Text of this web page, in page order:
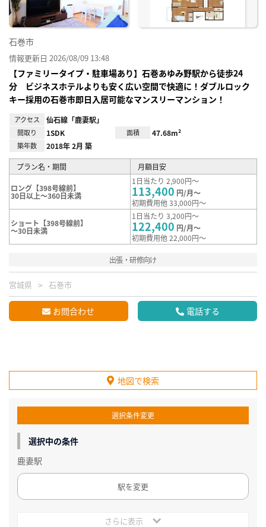
石巻市
情報更新日 2026/08/09 13:48
【ファミリータイプ・駐車場あり】石巻あゆみ野駅から徒歩24
分 ビジネスホテルよりも安く広い空間で快適に！ダブルロック
キー採用の石巻市即日入居可能なマンスリーマンション！
アクセス 仙石線「鹿妻駅」
間取り 1SDK 面積 47.68m²
築年数 2018年 2月 築
プラン名・期間 月額目安
ロング【398号線前】
30日以上～360日未満
1日当たり 2,900円～
113,400 円/月～
初期費用他 33,000円～
ショート【398号線前】
～30日未満
1日当たり 3,200円～
122,400 円/月～
初期費用他 22,000円～
出張・研修向け
宮城県 石巻市
お問合わせ 電話する
地図で検索
選択条件変更
選択中の条件
鹿妻駅
駅を変更
さらに表示